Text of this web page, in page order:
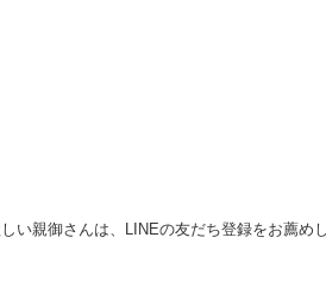
い親御さんは、LINEの友だち登録をお薦め